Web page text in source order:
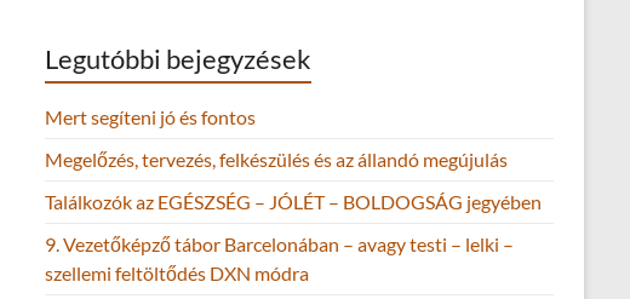
Legutóbbi bejegyzések
Mert segíteni jó és fontos
Megelőzés, tervezés, felkészülés és az állandó megújulás
Találkozók az EGÉSZSÉG – JÓLÉT – BOLDOGSÁG jegyében
9. Vezetőképző tábor Barcelonában – avagy testi – lelki –
szellemi feltöltődés DXN módra